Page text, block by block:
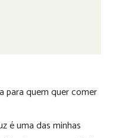
para quem quer comer
é uma das minhas